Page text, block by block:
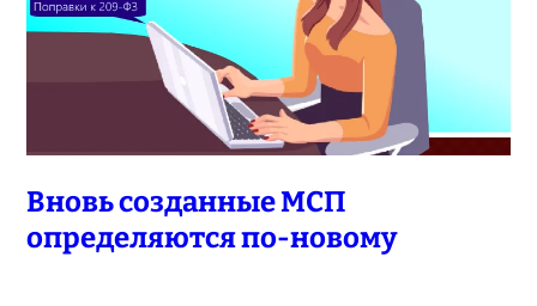
Вновь созданные МСП
определяются по-новому